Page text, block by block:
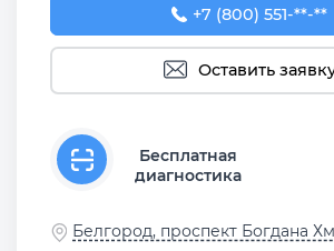
+7 (800) 551-74-09
+7 (800) 551-**-**
Оставить
Бесплатная
диагностика
Белгород, проспект Богдана